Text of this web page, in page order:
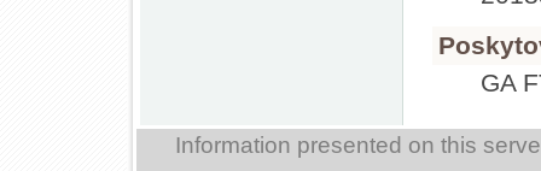
GA
Information presented on this